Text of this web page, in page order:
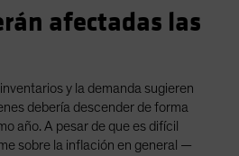
afectadas las
y la demanda sugieren
debería descender de forma
año. A pesar de que es difícil
sobre la inflación en general —